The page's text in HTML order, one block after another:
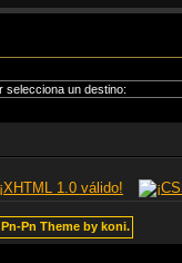
Pn-Pn Theme by koni.